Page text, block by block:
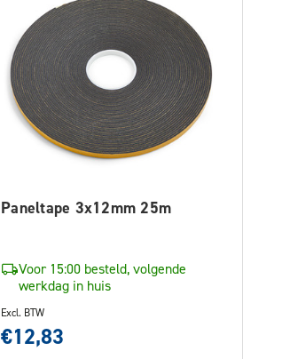
Paneltape 3x12mm 25m
Voor 15:00 besteld, volgende
werkdag in huis
Excl. BTW
€12,83